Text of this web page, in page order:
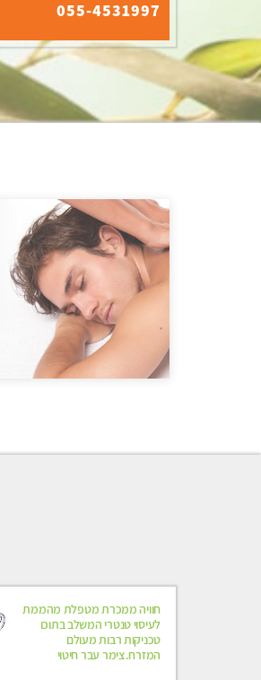
055-4531997
חוויה ממכרת מטפלת מהממת
לעיסוי טנטרי המשלב בתוכו
טכניקות רבות מעולם
המזרח.צימר עבר חיטוי